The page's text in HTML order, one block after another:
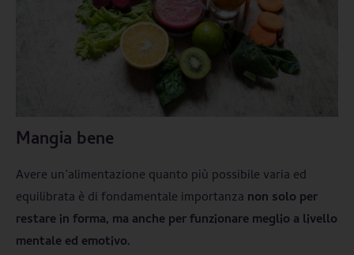
Mangia bene
Avere un’alimentazione quanto più possibile varia ed
equilibrata è di fondamentale importanza non solo per
restare in forma, ma anche per funzionare meglio a livello
mentale ed emotivo.